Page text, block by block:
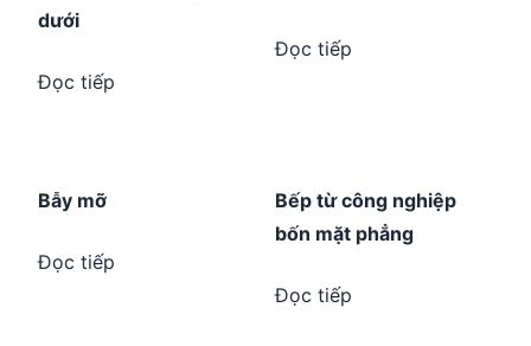
dưới
Đọc tiếp
Đọc tiếp
Bẫy mỡ
Đọc tiếp
Bếp từ công nghiệp
bốn mặt phẳng
Đọc tiếp